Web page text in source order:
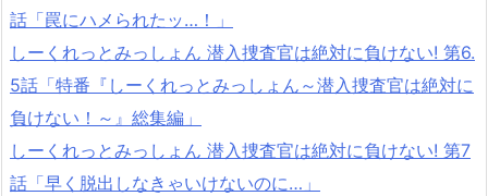
話「罠にハメられたッ…！」
しーくれっとみっしょん 潜入捜査官は絶対に負けない! 第6.
5話「特番『しーくれっとみっしょん～潜入捜査官は絶対に
負けない！～』総集編」
しーくれっとみっしょん 潜入捜査官は絶対に負けない! 第7
話「早く脱出しなきゃいけないのに…」